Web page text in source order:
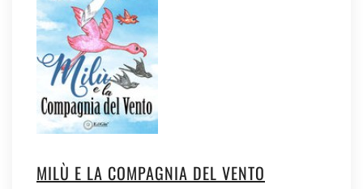
MILÙ E LA COMPAGNIA DEL VENTO